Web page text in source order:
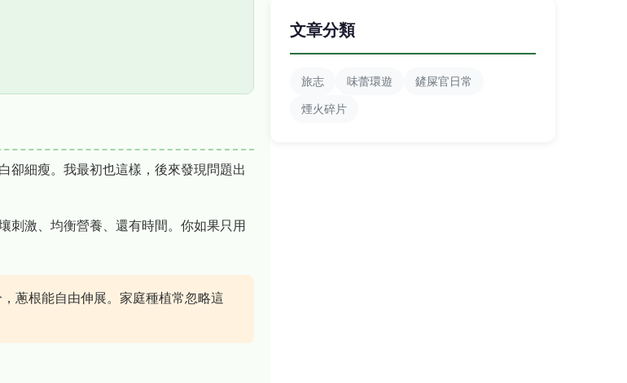
卻細瘦。我最初也這樣，後來發現問題出
刺激、均衡營養、還有時間。你如果只用
蔥根能自由伸展。家庭種植常忽略這
文章分類
旅志 味蕾環遊
鏟屎官日常
煙火碎片